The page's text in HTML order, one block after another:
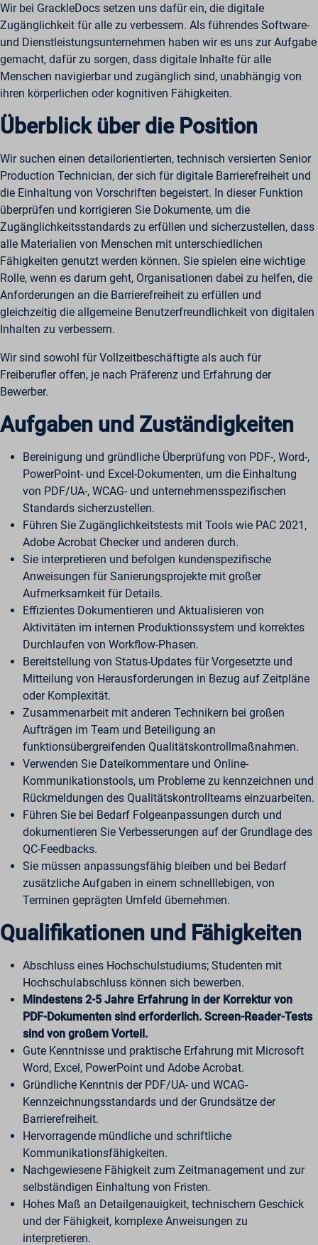
Wir bei GrackleDocs setzen uns dafür ein, die digitale
Zugänglichkeit für alle zu verbessern. Als führendes Software-
und Dienstleistungsunternehmen haben wir es uns zur Aufgabe
gemacht, dafür zu sorgen, dass digitale Inhalte für alle
Menschen navigierbar und zugänglich sind, unabhängig von
ihren körperlichen oder kognitiven Fähigkeiten.
Überblick über die Position
Wir suchen einen detailorientierten, technisch versierten Senior
Production Technician, der sich für digitale Barrierefreiheit und
die Einhaltung von Vorschriften begeistert. In dieser Funktion
überprüfen und korrigieren Sie Dokumente, um die
Zugänglichkeitsstandards zu erfüllen und sicherzustellen, dass
alle Materialien von Menschen mit unterschiedlichen
Fähigkeiten genutzt werden können. Sie spielen eine wichtige
Rolle, wenn es darum geht, Organisationen dabei zu helfen, die
Anforderungen an die Barrierefreiheit zu erfüllen und
gleichzeitig die allgemeine Benutzerfreundlichkeit von digitalen
Inhalten zu verbessern.
Wir sind sowohl für Vollzeitbeschäftigte als auch für
Freiberufler offen, je nach Präferenz und Erfahrung der
Bewerber.
Aufgaben und Zuständigkeiten
Bereinigung und gründliche Überprüfung von PDF-, Word-,
PowerPoint- und Excel-Dokumenten, um die Einhaltung
von PDF/UA-, WCAG- und unternehmensspezifischen
Standards sicherzustellen.
Führen Sie Zugänglichkeitstests mit Tools wie PAC 2021,
Adobe Acrobat Checker und anderen durch.
Sie interpretieren und befolgen kundenspezifische
Anweisungen für Sanierungsprojekte mit großer
Aufmerksamkeit für Details.
Effizientes Dokumentieren und Aktualisieren von
Aktivitäten im internen Produktionssystem und korrektes
Durchlaufen von Workflow-Phasen.
Bereitstellung von Status-Updates für Vorgesetzte und
Mitteilung von Herausforderungen in Bezug auf Zeitpläne
oder Komplexität.
Zusammenarbeit mit anderen Technikern bei großen
Aufträgen im Team und Beteiligung an
funktionsübergreifenden Qualitätskontrollmaßnahmen.
Verwenden Sie Dateikommentare und Online-
Kommunikationstools, um Probleme zu kennzeichnen und
Rückmeldungen des Qualitätskontrollteams einzuarbeiten.
Führen Sie bei Bedarf Folgeanpassungen durch und
dokumentieren Sie Verbesserungen auf der Grundlage des
QC-Feedbacks.
Sie müssen anpassungsfähig bleiben und bei Bedarf
zusätzliche Aufgaben in einem schnelllebigen, von
Terminen geprägten Umfeld übernehmen.
Qualifikationen und Fähigkeiten
Abschluss eines Hochschulstudiums; Studenten mit
Hochschulabschluss können sich bewerben.
Mindestens 2-5 Jahre Erfahrung in der Korrektur von
PDF-Dokumenten sind erforderlich. Screen-Reader-Tests
sind von großem Vorteil.
Gute Kenntnisse und praktische Erfahrung mit Microsoft
Word, Excel, PowerPoint und Adobe Acrobat.
Gründliche Kenntnis der PDF/UA- und WCAG-
Kennzeichnungsstandards und der Grundsätze der
Barrierefreiheit.
Hervorragende mündliche und schriftliche
Kommunikationsfähigkeiten.
Nachgewiesene Fähigkeit zum Zeitmanagement und zur
selbständigen Einhaltung von Fristen.
Hohes Maß an Detailgenauigkeit, technischem Geschick
und der Fähigkeit, komplexe Anweisungen zu
interpretieren.